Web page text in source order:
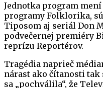
Jednotka program mení
programy Folklorika,
Tiposom aj seriál Don
podvečernej premiéry
reprízu Reportérov.
Tragédia naprieč
nárast ako čítanosti
sa „pochválila“, že